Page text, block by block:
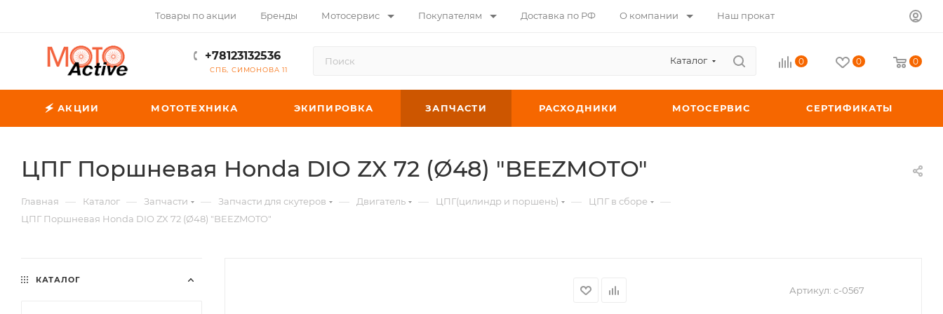
Товары по акции Бренды Мотосервис Покупателям Доставка по РФ О компании Наш прокат
+78123132536
СПБ, СИМОНОВА 11
Каталог 0 0 0
🗲 АКЦИИ МОТОТЕХНИКА ЭКИПИРОВКА ЗАПЧАСТИ РАСХОДНИКИ МОТОСЕРВИС СЕРТИФИКАТЫ
ЦПГ Поршневая Honda DIO ZX 72 (Ø48) "BEEZMOTO"
Главная — Каталог — Запчасти — Запчасти для скутеров — Двигатель — ЦПГ(цилиндр и поршень) — ЦПГ в сборе —
ЦПГ Поршневая Honda DIO ZX 72 (Ø48) "BEEZMOTO"
Артикул: c-0567
КАТАЛОГ